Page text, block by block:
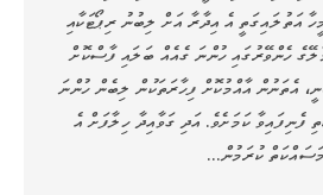
އަތުލައިގަތީ އެ އިދާރާ އަށް ލިބުނު ރިޕޯޓަކާއި
ހެންވޭރުގައި ހުންނަ ގެއެއް ބަލައި ފާސްކޮށް
އެތަނުން އާއްމުކޮށް ފިހާރަތަކުން ލިބެން ހުންނަ
ފެނިފައިވާ ކަމަށެވެ. އަދި ގަވާއިދާ ހިލާފަށް އެ
ކުރަމުން…